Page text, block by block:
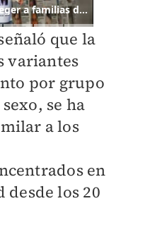
que la
variantes
por grupo
se ha
a los
en
desde los 20